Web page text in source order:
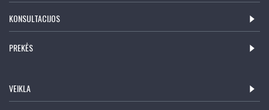
KONSULTACIJOS
PREKĖS
VEIKLA